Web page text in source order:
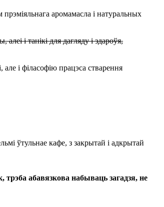
аромамасла і натуральных
і танікі для дагляду і здароўя,
і філасофію працэса стварення
ўтульнае кафе, з закрытай і адкрытай
трэба абавязкова набываць загадзя, не